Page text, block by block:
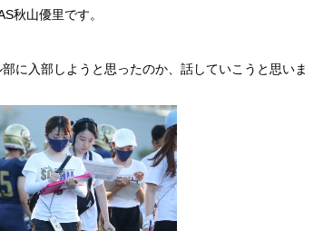
秋山優里です。
に入部しようと思ったのか、話していこうと思いま